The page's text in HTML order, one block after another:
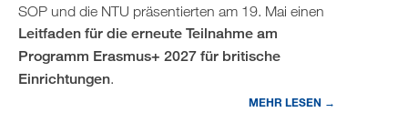
SOP und die NTU präsentierten am 19. Mai einen
Leitfaden für die erneute Teilnahme am
Programm Erasmus+ 2027 für britische
Einrichtungen.
MEHR LESEN →